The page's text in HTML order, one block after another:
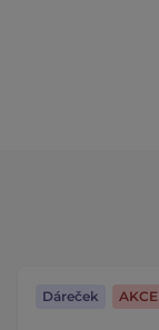
Dáreček AKCE